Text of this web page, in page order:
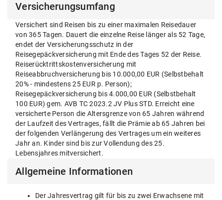
Versicherungsumfang
Versichert sind Reisen bis zu einer maximalen Reisedauer
von 365 Tagen. Dauert die einzelne Reise länger als 52 Tage,
endet der Versicherungsschutz in der
Reisegepäckversicherung mit Ende des Tages 52 der Reise.
Reiserücktrittskostenversicherung mit
Reiseabbruchversicherung bis 10.000,00 EUR (Selbstbehalt
20% - mindestens 25 EUR p. Person);
Reisegepäckversicherung bis 4.000,00 EUR (Selbstbehalt
100 EUR) gem. AVB TC 2023.2 JV Plus STD. Erreicht eine
versicherte Person die Altersgrenze von 65 Jahren während
der Laufzeit des Vertrages, fällt die Prämie ab 65 Jahren bei
der folgenden Verlängerung des Vertrages um ein weiteres
Jahr an. Kinder sind bis zur Vollendung des 25.
Lebensjahres mitversichert.
Allgemeine Informationen
Der Jahresvertrag gilt für bis zu zwei Erwachsene mit